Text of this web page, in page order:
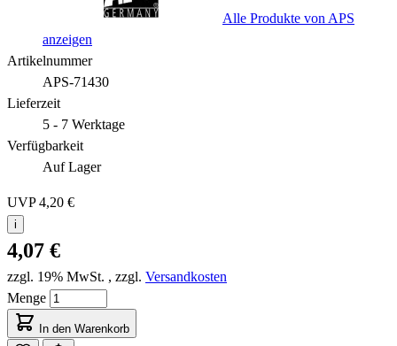
Alle Produkte von APS
anzeigen
Artikelnummer
APS-71430
Lieferzeit
5 - 7 Werktage
Verfügbarkeit
Auf Lager
UVP4,20 €
i
4,07 €
zzgl. 19% MwSt. , zzgl. Versandkosten
Menge
In den Warenkorb